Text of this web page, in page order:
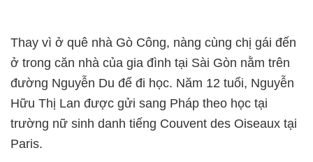
Thay vì ở quê nhà Gò Công, nàng cùng chị gái đến
ở trong căn nhà của gia đình tại Sài Gòn nằm trên
đường Nguyễn Du để đi học. Năm 12 tuổi, Nguyễn
Hữu Thị Lan được gửi sang Pháp theo học tại
trường nữ sinh danh tiếng Couvent des Oiseaux tại
Paris.